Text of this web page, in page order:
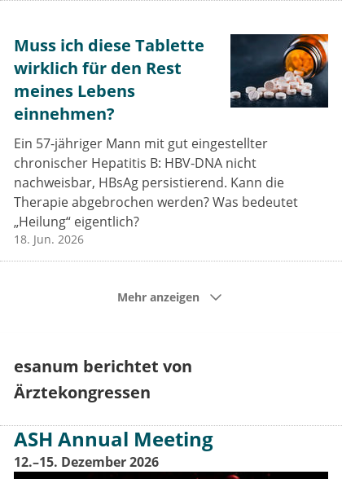
Muss ich diese Tablette
wirklich für den Rest
meines Lebens
einnehmen?
Ein 57-jähriger Mann mit gut eingestellter
chronischer Hepatitis B: HBV-DNA nicht
nachweisbar, HBsAg persistierend. Kann die
Therapie abgebrochen werden? Was bedeutet
„Heilung“ eigentlich?
18. Jun. 2026
Mehr anzeigen
esanum berichtet von
Ärztekongressen
ASH Annual Meeting
12.–15. Dezember 2026